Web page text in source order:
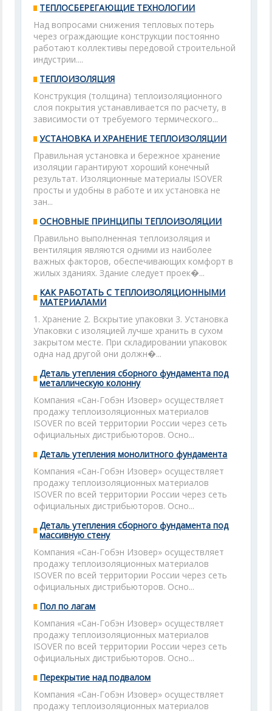
ТЕПЛОСБЕРЕГАЮЩИЕ ТЕХНОЛОГИИ
Над вопросами снижения тепловых потерь
через ограждающие конструкции постоянно
работают коллективы передовой строительной
индустрии....
ТЕПЛОИЗОЛЯЦИЯ
Конструкция (толщина) теплоизоляционного
слоя покрытия устанавливается по расчету, в
зависимости от требуемого термического...
УСТАНОВКА И ХРАНЕНИЕ ТЕПЛОИЗОЛЯЦИИ
Правильная установка и бережное хранение
изоляции гарантируют хороший конечный
результат. Изоляционные материалы ISOVER
просты и удобны в работе и их установка не
зан...
ОСНОВНЫЕ ПРИНЦИПЫ ТЕПЛОИЗОЛЯЦИИ
Правильно выполненная теплоизоляция и
вентиляция являются одними из наиболее
важных факторов, обеспечивающих комфорт в
жилых зданиях. Здание следует проек�...
КАК РАБОТАТЬ С ТЕПЛОИЗОЛЯЦИОННЫМИ
МАТЕРИАЛАМИ
1. Хранение 2. Вскрытие упаковки 3. Установка
Упаковки с изоляцией лучше хранить в сухом
закрытом месте. При складировании упаковок
одна над другой они должн�...
Деталь утепления сборного фундамента под
металлическую колонну
Компания «Сан-Гобэн Изовер» осуществляет
продажу теплоизоляционных материалов
ISOVER по всей территории России через сеть
официальных дистрибьюторов. Осно...
Деталь утепления монолитного фундамента
Компания «Сан-Гобэн Изовер» осуществляет
продажу теплоизоляционных материалов
ISOVER по всей территории России через сеть
официальных дистрибьюторов. Осно...
Деталь утепления сборного фундамента под
массивную стену
Компания «Сан-Гобэн Изовер» осуществляет
продажу теплоизоляционных материалов
ISOVER по всей территории России через сеть
официальных дистрибьюторов. Осно...
Пол по лагам
Компания «Сан-Гобэн Изовер» осуществляет
продажу теплоизоляционных материалов
ISOVER по всей территории России через сеть
официальных дистрибьюторов. Осно...
Перекрытие над подвалом
Компания «Сан-Гобэн Изовер» осуществляет
продажу теплоизоляционных материалов